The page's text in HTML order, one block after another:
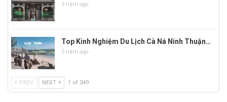
3 năm ago
Top Kinh Nghiệm Du Lịch Cà Ná Ninh Thuận…
3 năm ago
PREV NEXT 1 of 349